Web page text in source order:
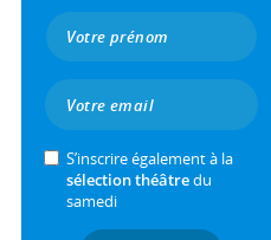
S’inscrire également à la
sélection théâtredu
samedi